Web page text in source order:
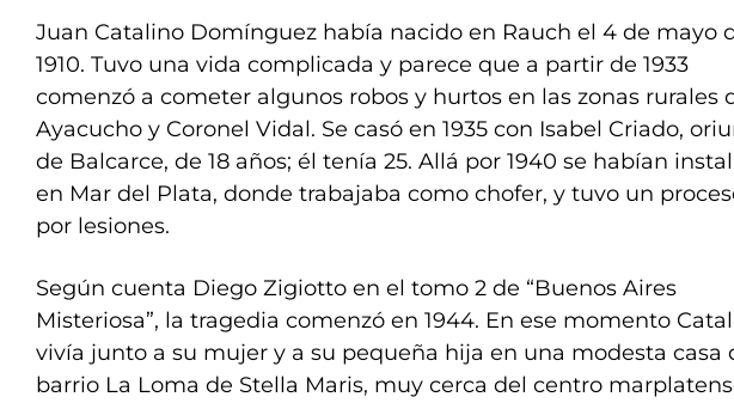
Juan Catalino Domínguez había nacido en Rauch el 4 de mayo
1910. Tuvo una vida complicada y parece que a partir de 1933
comenzó a cometer algunos robos y hurtos en las zonas rurales
Ayacucho y Coronel Vidal. Se casó en 1935 con Isabel Criado,
de Balcarce, de 18 años; él tenía 25. Allá por 1940 se habían
en Mar del Plata, donde trabajaba como chofer, y tuvo un
por lesiones.
Según cuenta Diego Zigiotto en el tomo 2 de “Buenos Aires
Misteriosa”, la tragedia comenzó en 1944. En ese momento
vivía junto a su mujer y a su pequeña hija en una modesta casa
barrio La Loma de Stella Maris, muy cerca del centro